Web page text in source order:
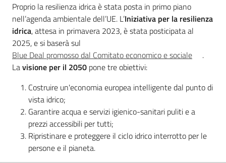
Novità
Servizi
Leggi Atti Bandi
Argomenti
Proprio la resilienza idrica è stata posta in primo piano
nell’agenda ambientale dell’UE. L’Iniziativa per la resilienza
idrica, attesa in primavera 2023, è stata posticipata al
2025, e si baserà sul
Blue Deal promosso dal Comitato economico e sociale
.
Lavisione per il 2050 pone tre obiettivi:
Costruire un'economia europea intelligente dal punto di
vista idrico;
Garantire acqua e servizi igienico-sanitari puliti e a
prezzi accessibili per tutti;
Ripristinare e proteggere il ciclo idrico interrotto per le
persone e il pianeta.